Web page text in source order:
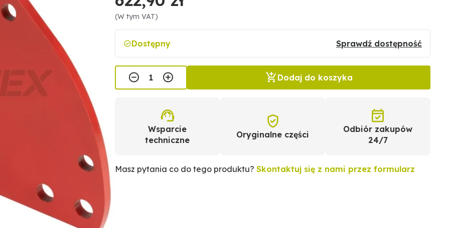
(W tym VAT)
Dostępny Sprawdź dostępność
Dodaj do koszyka
Wsparcie
techniczne
Oryginalne części
Odbiór zakupów
24/7
Masz pytania co do tego produktu? Skontaktuj się z nami przez formularz